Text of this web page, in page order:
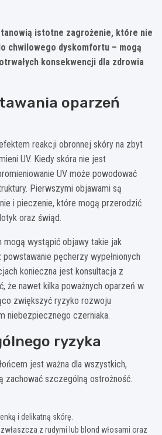
istotne zagrożenie, które nie
chwilowego dyskomfortu – mogą
konsekwencji dla zdrowia
oparzeń
reakcji obronnej skóry na zbyt
UV. Kiedy skóra nie jest
UV może powodować
Pierwszymi objawami są
i pieczenie, które mogą przerodzić
oraz świąd.
mogą wystąpić objawy takie jak
pęcherzy wypełnionych
konieczna jest konsultacja z
że nawet kilka poważnych oparzeń w
zwiększyć ryzyko rozwoju
niebezpiecznego czerniaka.
ryzyka
jest ważna dla wszystkich,
zachować szczególną ostrożność.
i delikatną skórę.
z rudymi lub blond włosami oraz